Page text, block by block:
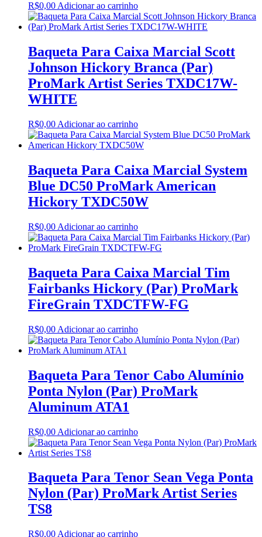
R$0,00 Adicionar ao carrinho
Baqueta Para Caixa Marcial Scott
Johnson Hickory Branca (Par)
ProMark Artist Series TXDC17W-
WHITE
R$0,00 Adicionar ao carrinho
Baqueta Para Caixa Marcial System
Blue DC50 ProMark American
Hickory TXDC50W
R$0,00 Adicionar ao carrinho
Baqueta Para Caixa Marcial Tim
Fairbanks Hickory (Par) ProMark
FireGrain TXDCTFW-FG
R$0,00 Adicionar ao carrinho
Baqueta Para Tenor Cabo Alumínio
Ponta Nylon (Par) ProMark
Aluminum ATA1
R$0,00 Adicionar ao carrinho
Baqueta Para Tenor Sean Vega Ponta
Nylon (Par) ProMark Artist Series
TS8
R$0,00 Adicionar ao carrinho